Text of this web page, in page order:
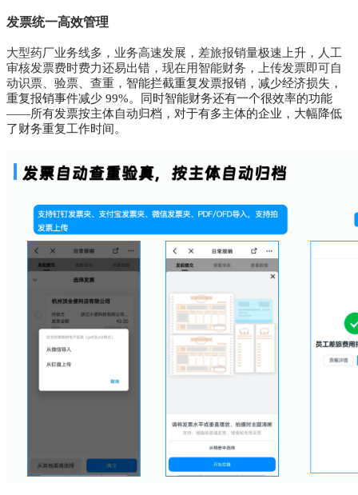
发票统一高效管理
大型药厂业务线多，业务高速发展，差旅报销量极速上升，人工
审核发票费时费力还易出错，现在用智能财务，上传发票即可自
动识票、验票、查重， 智能拦截重复发票报销，减少经济损失，
重复报销事件减少 99%。同时智能财务还有一个很效率的功能
——所有发票按主体自动归档，对于有多主体的企业，大幅降低
了财务重复工作时间。